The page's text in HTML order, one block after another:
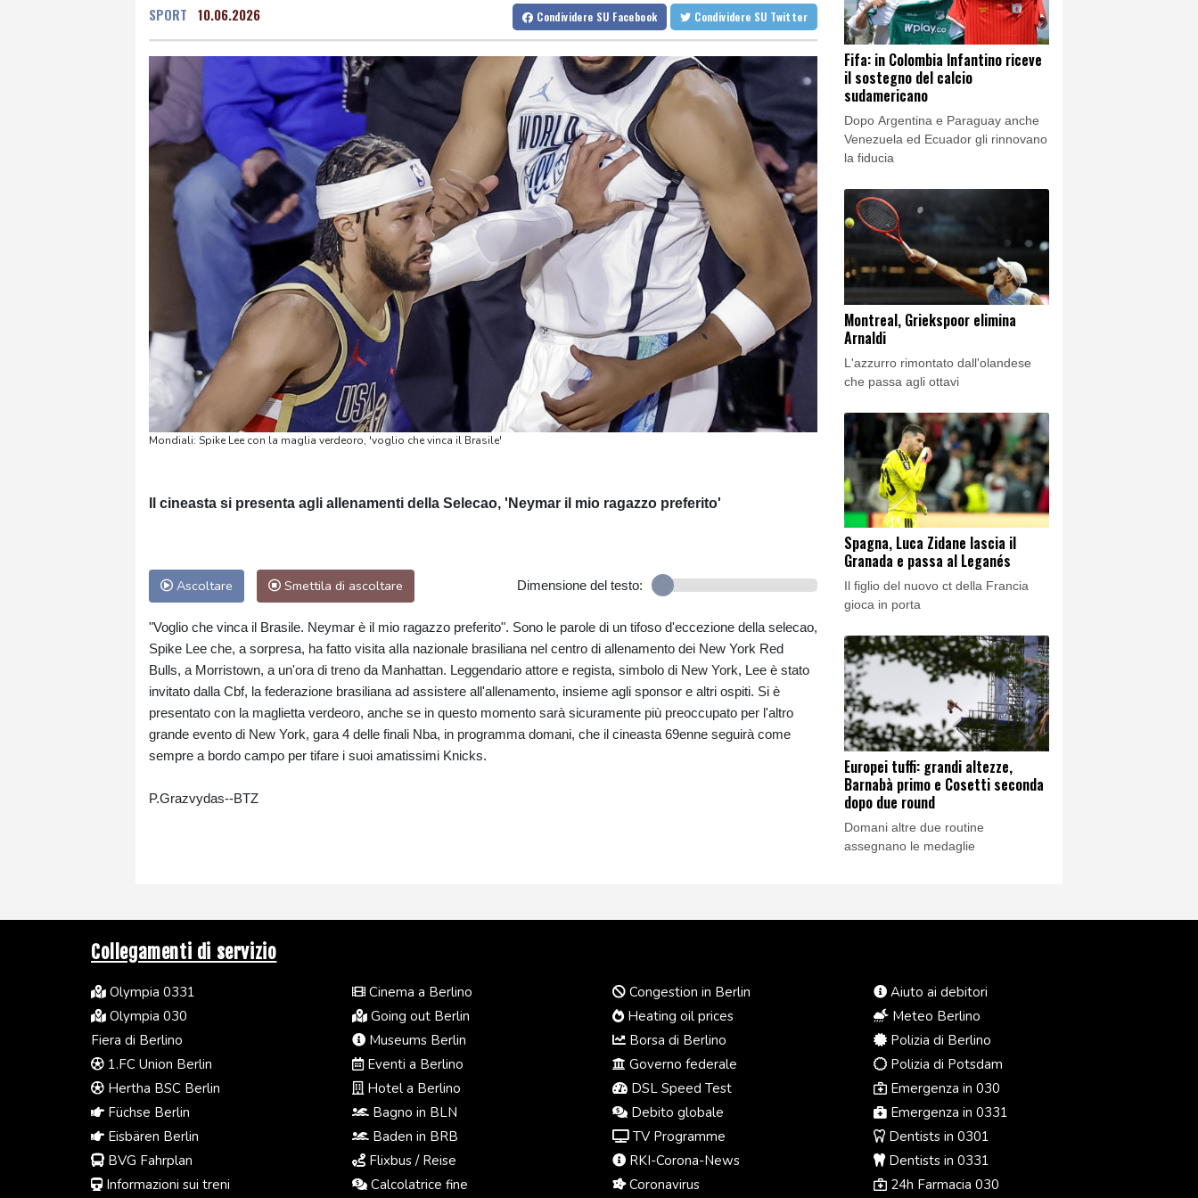
Kiev, 'stato di allerta aerea nella capitale, c'è la minaccia di droni nemici'
Brasile, la deforestazione in Amazzonia ai minimi da un decennio
Brasile, la deforestazione in Amazzonia ai minimi da un decennio
SPORT 10.06.2026 Condividere SU Facebook Condividere SU Twitter
Mondiali: Spike Lee con la maglia verdeoro, 'voglio che vinca il Brasile'
Il cineasta si presenta agli allenamenti della Selecao, 'Neymar il mio ragazzo preferito'
Ascoltare Smettila di ascoltare Dimensione del testo:
"Voglio che vinca il Brasile. Neymar è il mio ragazzo preferito". Sono le parole di un tifoso d'eccezione della selecao,
Spike Lee che, a sorpresa, ha fatto visita aIla nazionale brasiliana nel centro di allenamento dei New York Red
Bulls, a Morristown, a un'ora di treno da Manhattan. Leggendario attore e regista, simbolo di New York, Lee è stato
invitato dalla Cbf, la federazione brasiliana ad assistere all'allenamento, insieme agli sponsor e altri ospiti. Si è
presentato con la maglietta verdeoro, anche se in questo momento sarà sicuramente più preoccupato per l'altro
grande evento di New York, gara 4 delle finali Nba, in programma domani, che il cineasta 69enne seguirà come
sempre a bordo campo per tifare i suoi amatissimi Knicks.
P.Grazvydas--BTZ
Fifa: in Colombia Infantino riceve
il sostegno del calcio
sudamericano
Dopo Argentina e Paraguay anche
Venezuela ed Ecuador gli rinnovano
la fiducia
Montreal, Griekspoor elimina
Arnaldi
L'azzurro rimontato dall'olandese
che passa agli ottavi
Spagna, Luca Zidane lascia il
Granada e passa al Leganés
Il figlio del nuovo ct della Francia
gioca in porta
Europei tuffi: grandi altezze,
Barnabà primo e Cosetti seconda
dopo due round
Domani altre due routine
assegnano le medaglie
Collegamenti di servizio
Olympia 0331
Olympia 030
Fiera di Berlino
1.FC Union Berlin
Hertha BSC Berlin
Füchse Berlin
Eisbären Berlin
BVG Fahrplan
Informazioni sui treni
Cinema a Berlino
Going out Berlin
Museums Berlin
Eventi a Berlino
Hotel a Berlino
Bagno in BLN
Baden in BRB
Flixbus / Reise
Calcolatrice fine
Congestion in Berlin
Heating oil prices
Borsa di Berlino
Governo federale
DSL Speed Test
Debito globale
TV Programme
RKI-Corona-News
Coronavirus
Aiuto ai debitori
Meteo Berlino
Polizia di Berlino
Polizia di Potsdam
Emergenza in 030
Emergenza in 0331
Dentists in 0301
Dentists in 0331
24h Farmacia 030